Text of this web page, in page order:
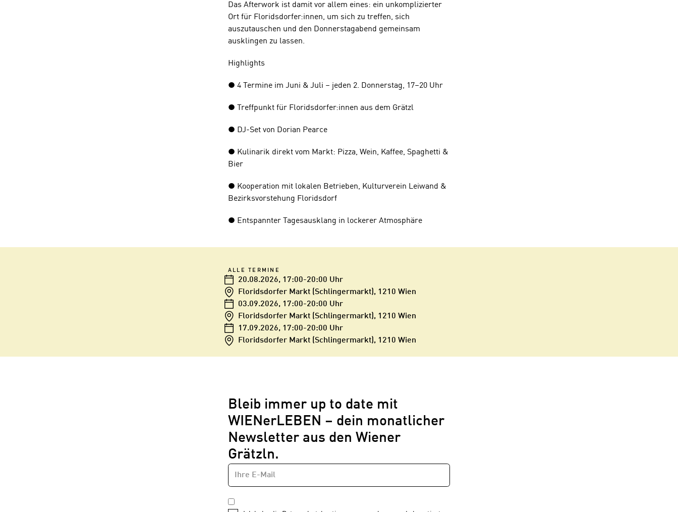
Das Afterwork ist damit vor allem eines: ein unkomplizierter
Ort für Floridsdorfer:innen, um sich zu treffen, sich
auszutauschen und den Donnerstagabend gemeinsam
ausklingen zu lassen.
Highlights
● 4 Termine im Juni & Juli – jeden 2. Donnerstag, 17–20 Uhr
● Treffpunkt für Floridsdorfer:innen aus dem Grätzl
● DJ-Set von Dorian Pearce
● Kulinarik direkt vom Markt: Pizza, Wein, Kaffee, Spaghetti &
Bier
● Kooperation mit lokalen Betrieben, Kulturverein Leiwand &
Bezirksvorstehung Floridsdorf
● Entspannter Tagesausklang in lockerer Atmosphäre
ALLE TERMINE
20.08.2026, 17:00-20:00 Uhr
Floridsdorfer Markt (Schlingermarkt), 1210 Wien
03.09.2026, 17:00-20:00 Uhr
Floridsdorfer Markt (Schlingermarkt), 1210 Wien
17.09.2026, 17:00-20:00 Uhr
Floridsdorfer Markt (Schlingermarkt), 1210 Wien
Bleib immer up to date mit
WIENerLEBEN – dein monatlicher
Newsletter aus den Wiener
Grätzln.
Newsletter
1
E-
MAIL-
ADRESSE
DATENSCHUTZBESTIMMUNGEN
*